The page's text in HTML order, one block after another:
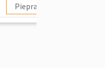
Pieprasīt cenu